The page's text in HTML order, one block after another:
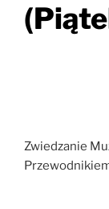
Zwiedzanie